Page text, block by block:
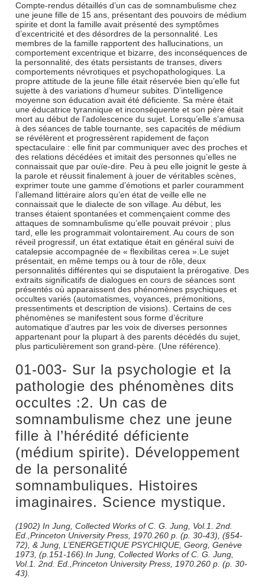
Compte-rendus détaillés d’un cas de somnambulisme chez
une jeune fille de 15 ans, présentant des pouvoirs de médium
spirite et dont la famille avait présenté des symptômes
d’excentricité et des désordres de la personnalité. Les
membres de la famille rapportent des hallucinations, un
comportement excentrique et bizarre, des inconséquences de
la personnalité, des états persistants de transes, divers
comportements névrotiques et psychopathologiques. La
propre attitude de la jeune fille était réservée bien qu’elle fut
sujette à des variations d’humeur subites. D’intelligence
moyenne son éducation avait été déficiente. Sa mère était
une éducatrice tyrannique et inconséquente et son père était
mort au début de l’adolescence du sujet. Lorsqu’elle s’amusa
à des séances de table tournante, ses capacités de médium
se révélèrent et progressèrent rapidement de façon
spectaculaire : elle finit par communiquer avec des proches et
des relations décédées et imitait des personnes qu’elles ne
connaissait que par ouïe-dire. Peu à peu elle joignit le geste à
la parole et réussit finalement à jouer de véritables scènes,
exprimer toute une gamme d’émotions et parler couramment
l’allemand littéraire alors qu’en état de veille elle ne
connaissait que le dialecte de son village. Au début, les
transes étaient spontanées et commençaient comme des
attaques de somnambulisme qu’elle pouvait prévoir ; plus
tard, elle les programmait volontairement. Au cours de son
réveil progressif, un état extatique était en général suivi de
catalepsie accompagnée de « flexibilitas cerea ».Le sujet
présentait, en même temps ou à tour de rôle, deux
personnalités différentes qui se disputaient la prérogative. Des
extraits significatifs de dialogues en cours de séances sont
présentés où apparaissent des phénomènes psychiques et
occultes variés (automatismes, voyances, prémonitions,
pressentiments et description de visions). Certains de ces
phénomènes se manifestent sous forme d’écriture
automatique d’autres par les voix de diverses personnes
appartenant pour la plupart à des parents décédés du sujet,
plus particulièrement son grand-père. (Une référence).
01-003- Sur la psychologie et la
pathologie des phénomènes dits
occultes :2. Un cas de
somnambulisme chez une jeune
fille à l’hérédité déficiente
(médium spirite). Développement
de la personalité
somnambuliques. Histoires
imaginaires. Science mystique.
(1902) In Jung, Collected Works of C. G. Jung, Vol.1. 2nd.
Ed.,Princeton University Press, 1970.260 p. (p. 30-43), (§54-
72), & Jung, L’ENERGETIQUE PSYCHIQUE, Georg, Genève
1973, (p.151-166).In Jung, Collected Works of C. G. Jung,
Vol.1. 2nd. Ed.,Princeton University Press, 1970.260 p. (p. 30-
43).